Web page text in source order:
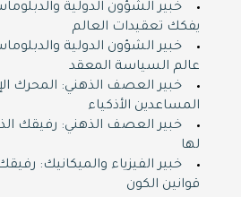
خبير الشؤون الدولية
يفكك تعقيدات العالم
خبير الشؤون الدولية
عالم السياسة المعقد
خبير العصف الذهني: المحرك
المساعدين الأذكياء
خبير العصف الذهني: رفيقك
لها
خبير الفيزياء والميكانيك:
قوانين الكون